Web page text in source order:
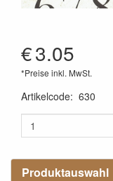
Produktauswahl
€3.05
*Preise inkl. MwSt.
Artikelcode: 630